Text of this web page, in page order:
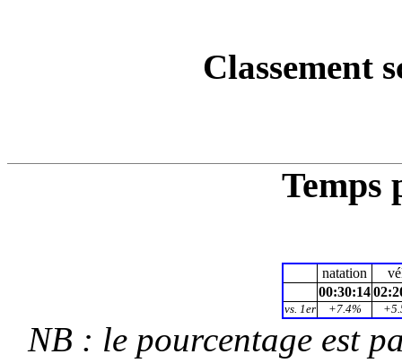
Classement
Temps
natation
00:30:14
vs. 1er +7.4%
NB : le pourcentage est